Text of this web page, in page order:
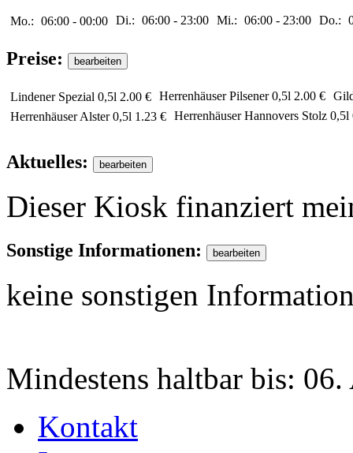
Mo.: 06:00 - 00:00 Di.: 06:00 - 23:00 Mi.: 06:00 - 23:00 Do.:
Preise:
Lindener Spezial 0,5l 2.00 € Herrenhäuser Pilsener 0,5l 2.00 €
Herrenhäuser Alster 0,5l 1.23 € Herrenhäuser Hannovers Stolz 0,5l
Aktuelles:
Dieser Kiosk finanziert
Sonstige Informationen:
keine sonstigen
Mindestens haltbar bis: 06.
Kontakt